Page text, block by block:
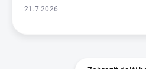
21.7.2026